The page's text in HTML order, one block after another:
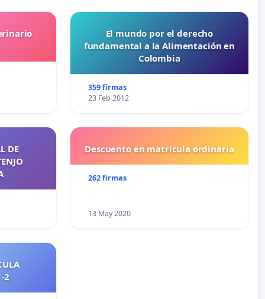
El mundo por el derecho
fundamental a la Alimentación en
Colombia
359 firmas
23 Feb 2012
DE
Descuento en matricula ordinaria
262 firmas
13 May 2020
2